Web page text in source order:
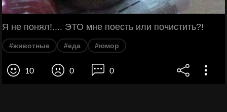
Я не понял!.... ЭТО мне поесть или почистить?!
#животные #еда #юмор
10 0 0